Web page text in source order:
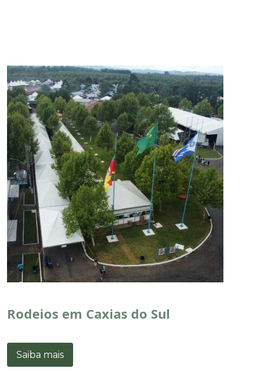
Rodeios em Caxias do Sul
Saiba mais